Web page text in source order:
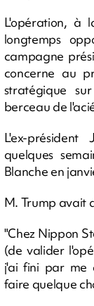
L'opération, à
longtemps
campagne
concerne au
stratégique
berceau de
L'ex-
quelques
Blanche en
M. Trump avait
"Chez Nippon
(de valider
j'ai fini par me
faire quelque